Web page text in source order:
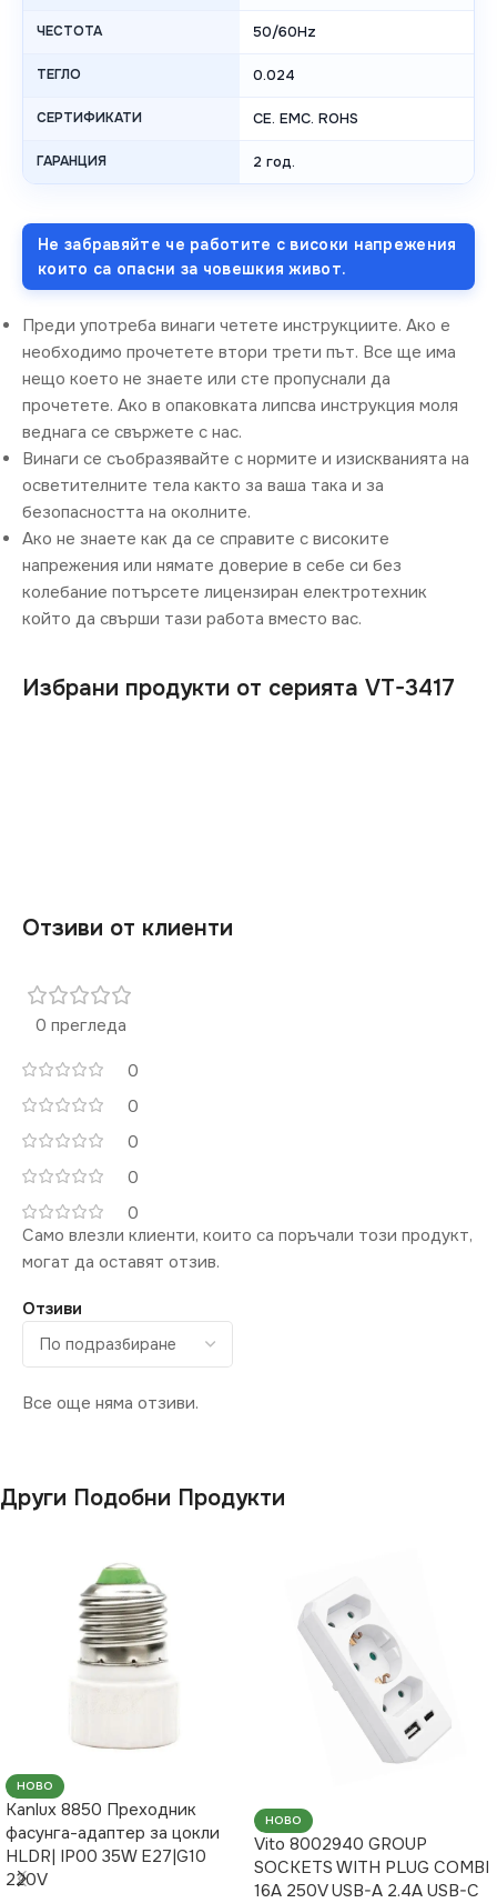
ЧЕСТОТА 50/60Hz
ТЕГЛО 0.024
СЕРТИФИКАТИ CE. EMC. ROHS
ГАРАНЦИЯ 2 год.
Не забравяйте че работите с високи напрежения
които са опасни за човешкия живот.
Преди употреба винаги четете инструкциите. Ако е
необходимо прочетете втори трети път. Все ще има
нещо което не знаете или сте пропуснали да
прочетете. Ако в опаковката липсва инструкция моля
веднага се свържете с нас.
Винаги се съобразявайте с нормите и изискванията на
осветителните тела както за ваша така и за
безопасността на околните.
Ако не знаете как да се справите с високите
напрежения или нямате доверие в себе си без
колебание потърсете лицензиран електротехник
който да свърши тази работа вместо вас.
Избрани продукти от серията VT-3417
Отзиви от клиенти
0 прегледа
0
0
0
0
0
Отзиви
Все още няма отзиви.
Само влезли клиенти, които са поръчали този продукт,
могат да оставят отзив.
Други Подобни Продукти
НОВО
Kanlux 8850 Преходник
фасунга-адаптер за цокли
HLDR| IP00 35W E27|G10
220V
НОВО
Vito 8002940 GROUP
SOCKETS WITH PLUG COMBI
16A 250V USB-A 2.4A USB-C